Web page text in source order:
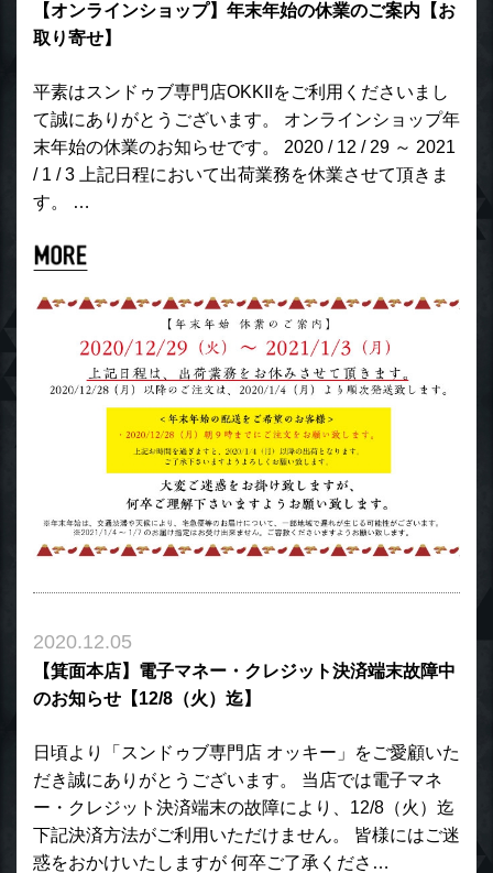
【オンラインショップ】年末年始の休業のご案内【お
取り寄せ】
平素はスンドゥブ専門店OKKIIをご利用くださいまし
て誠にありがとうございます。 オンラインショップ年
末年始の休業のお知らせです。 2020 / 12 / 29 ～ 2021
/ 1 / 3 上記日程において出荷業務を休業させて頂きま
す。 …
2020.12.05
【箕面本店】電子マネー・クレジット決済端末故障中
のお知らせ【12/8（火）迄】
日頃より「スンドゥブ専門店 オッキー」をご愛顧いた
だき誠にありがとうございます。 当店では電子マネ
ー・クレジット決済端末の故障により、12/8（火）迄
下記決済方法がご利用いただけません。 皆様にはご迷
惑をおかけいたしますが 何卒ご了承くださ…